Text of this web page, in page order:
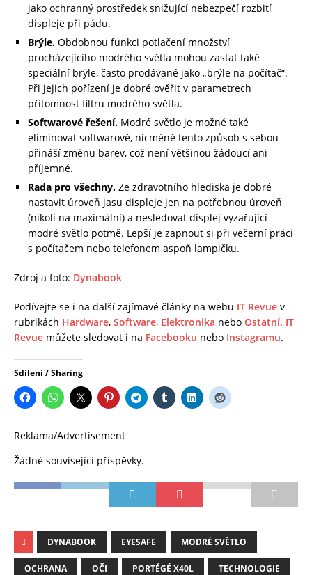
jako ochranný prostředek snižující nebezpečí rozbití
displeje při pádu.
Brýle. Obdobnou funkci potlačení množství
procházejícího modrého světla mohou zastat také
speciální brýle, často prodávané jako „brýle na počítač“.
Při jejich pořízení je dobré ověřit v parametrech
přítomnost filtru modrého světla.
Softwarové řešení. Modré světlo je možné také
eliminovat softwarově, nicméně tento způsob s sebou
přináší změnu barev, což není většinou žádoucí ani
příjemné.
Rada pro všechny. Ze zdravotního hlediska je dobré
nastavit úroveň jasu displeje jen na potřebnou úroveň
(nikoli na maximální) a nesledovat displej vyzařující
modré světlo potmě. Lepší je zapnout si při večerní práci
s počítačem nebo telefonem aspoň lampičku.
Zdroj a foto: Dynabook
Podívejte se i na další zajímavé články na webu IT Revue v
rubrikách Hardware, Software, Elektronika nebo Ostatní. IT
Revue můžete sledovat i na Facebooku nebo Instagramu.
Sdílení / Sharing
Reklama/Advertisement
Žádné související příspěvky.
DYNABOOK EYESAFE MODRÉ SVĚTLO
OCHRANA OČI PORTÉGÉ X40L TECHNOLOGIE